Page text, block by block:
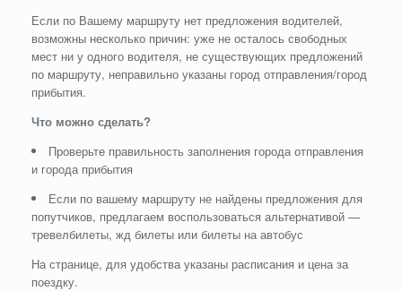
Если по Вашему маршруту нет предложения водителей,
возможны несколько причин: уже не осталось свободных
мест ни у одного водителя, не существующих предложений
по маршруту, неправильно указаны город отправления/город
прибытия.
Что можно сделать?
Проверьте правильность заполнения города отправления
и города прибытия
Если по вашему маршруту не найдены предложения для
попутчиков, предлагаем воспользоваться альтернативой —
тревелбилеты, жд билеты или билеты на автобус
На странице, для удобства указаны расписания и цена за
поездку.